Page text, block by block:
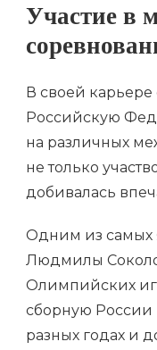
Участие в
В своей карьере
Российскую
на различных
не только
добивалась
Одним из самых
Людмилы
Олимпийских
сборную России
разных годах и